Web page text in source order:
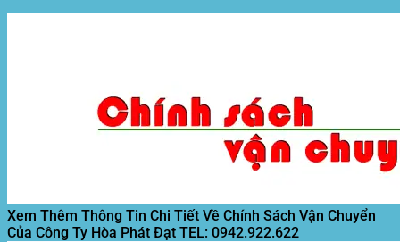
Rẻ
Tại
Xưởng
Măng)
Mới
Nhất
Lót
Nền
Giá
Rẻ
Động
Quán
Cafe
Giá
T8/2026
Xem Thêm Thông Tin Chi Tiết Về Chính Sách Vận Chuyển
Của Công Ty Hòa Phát Đạt TEL: 0942.922.622